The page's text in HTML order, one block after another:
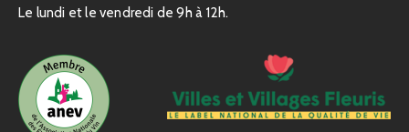
Le lundi et le vendredi de 9h à 12h.